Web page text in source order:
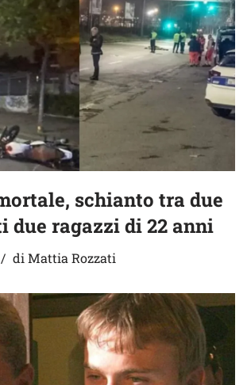
schianto tra due
due ragazzi di 22 anni
di Mattia Rozzati